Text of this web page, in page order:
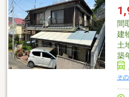
います。住まいに関することは
い！
間
建
土
築
そ